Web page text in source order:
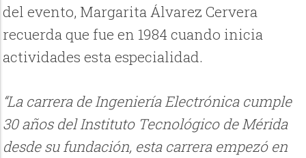
del evento, Margarita Álvarez Cervera
recuerda que fue en 1984 cuando inicia
actividades esta especialidad.
“La carrera de Ingeniería Electrónica cumple
30 años del Instituto Tecnológico de Mérida
desde su fundación, esta carrera empezó en